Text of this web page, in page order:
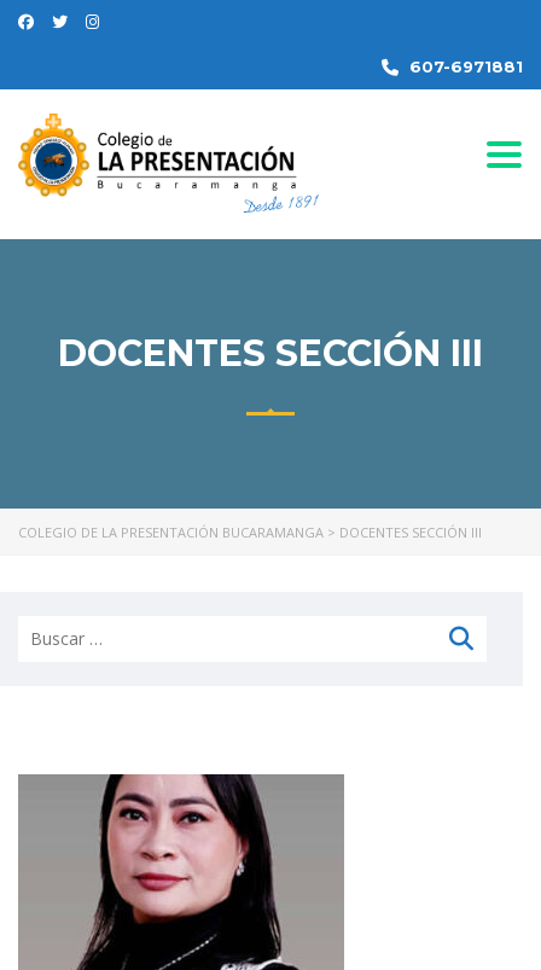
607-6971881
DOCENTES SECCIÓN III
COLEGIO DE LA PRESENTACIÓN BUCARAMANGA > DOCENTES SECCIÓN III
Buscar: